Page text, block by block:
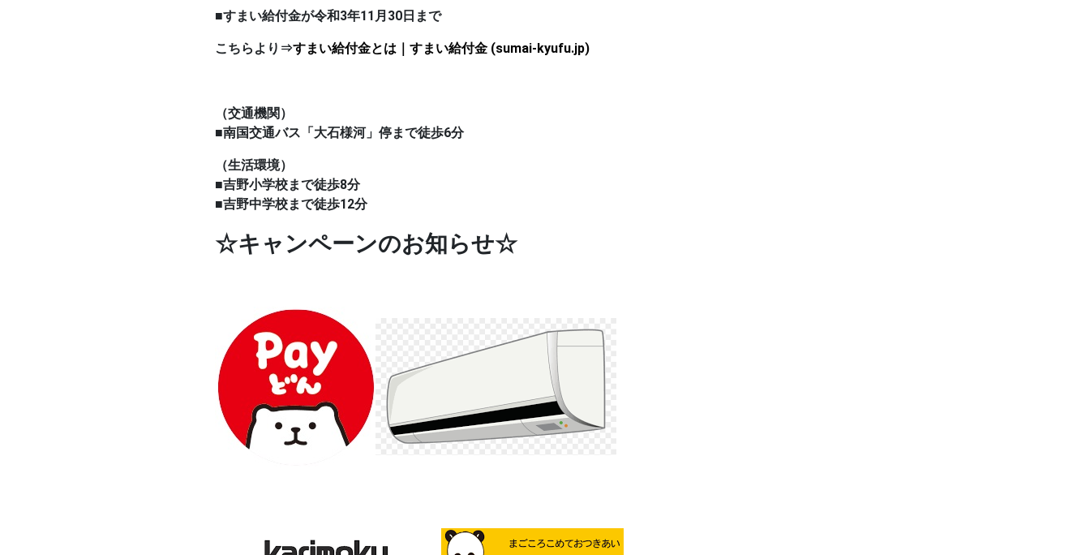
■すまい給付金が令和3年11月30日まで
こちらより⇒すまい給付金とは｜すまい給付金 (sumai-kyufu.jp)
（交通機関）
■南国交通バス「大石様河」停まで徒歩6分
（生活環境）
■吉野小学校まで徒歩8分
■吉野中学校まで徒歩12分
☆キャンペーンのお知らせ☆